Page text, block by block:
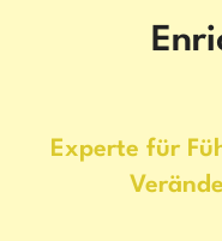
Experte für